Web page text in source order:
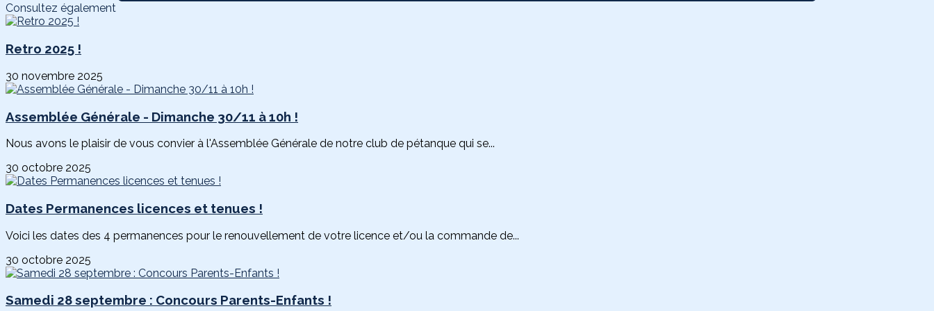
Consultez également
Retro 2025 !
30 novembre 2025
Assemblée Générale - Dimanche 30/11 à 10h !
Nous avons le plaisir de vous convier à l'Assemblée Générale de notre club de pétanque qui se...
30 octobre 2025
Dates Permanences licences et tenues !
Voici les dates des 4 permanences pour le renouvellement de votre licence et/ou la commande de...
30 octobre 2025
Samedi 28 septembre : Concours Parents-Enfants !